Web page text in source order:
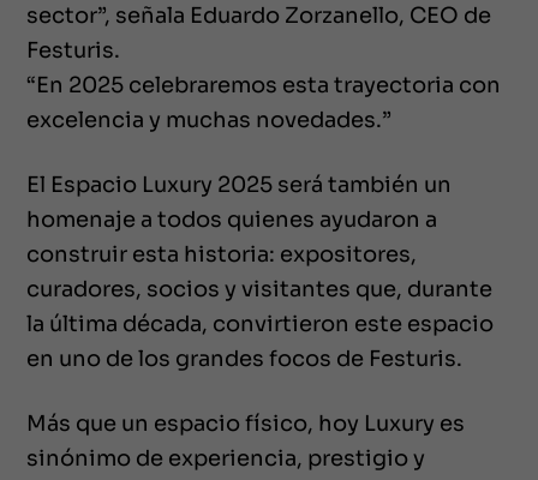
sector”, señala Eduardo Zorzanello, CEO de
Festuris.
“En 2025 celebraremos esta trayectoria con
excelencia y muchas novedades.”
El Espacio Luxury 2025 será también un
homenaje a todos quienes ayudaron a
construir esta historia: expositores,
curadores, socios y visitantes que, durante
la última década, convirtieron este espacio
en uno de los grandes focos de Festuris.
Más que un espacio físico, hoy Luxury es
sinónimo de experiencia, prestigio y